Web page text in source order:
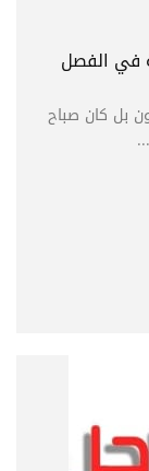
في الفصل
بل كان صباح